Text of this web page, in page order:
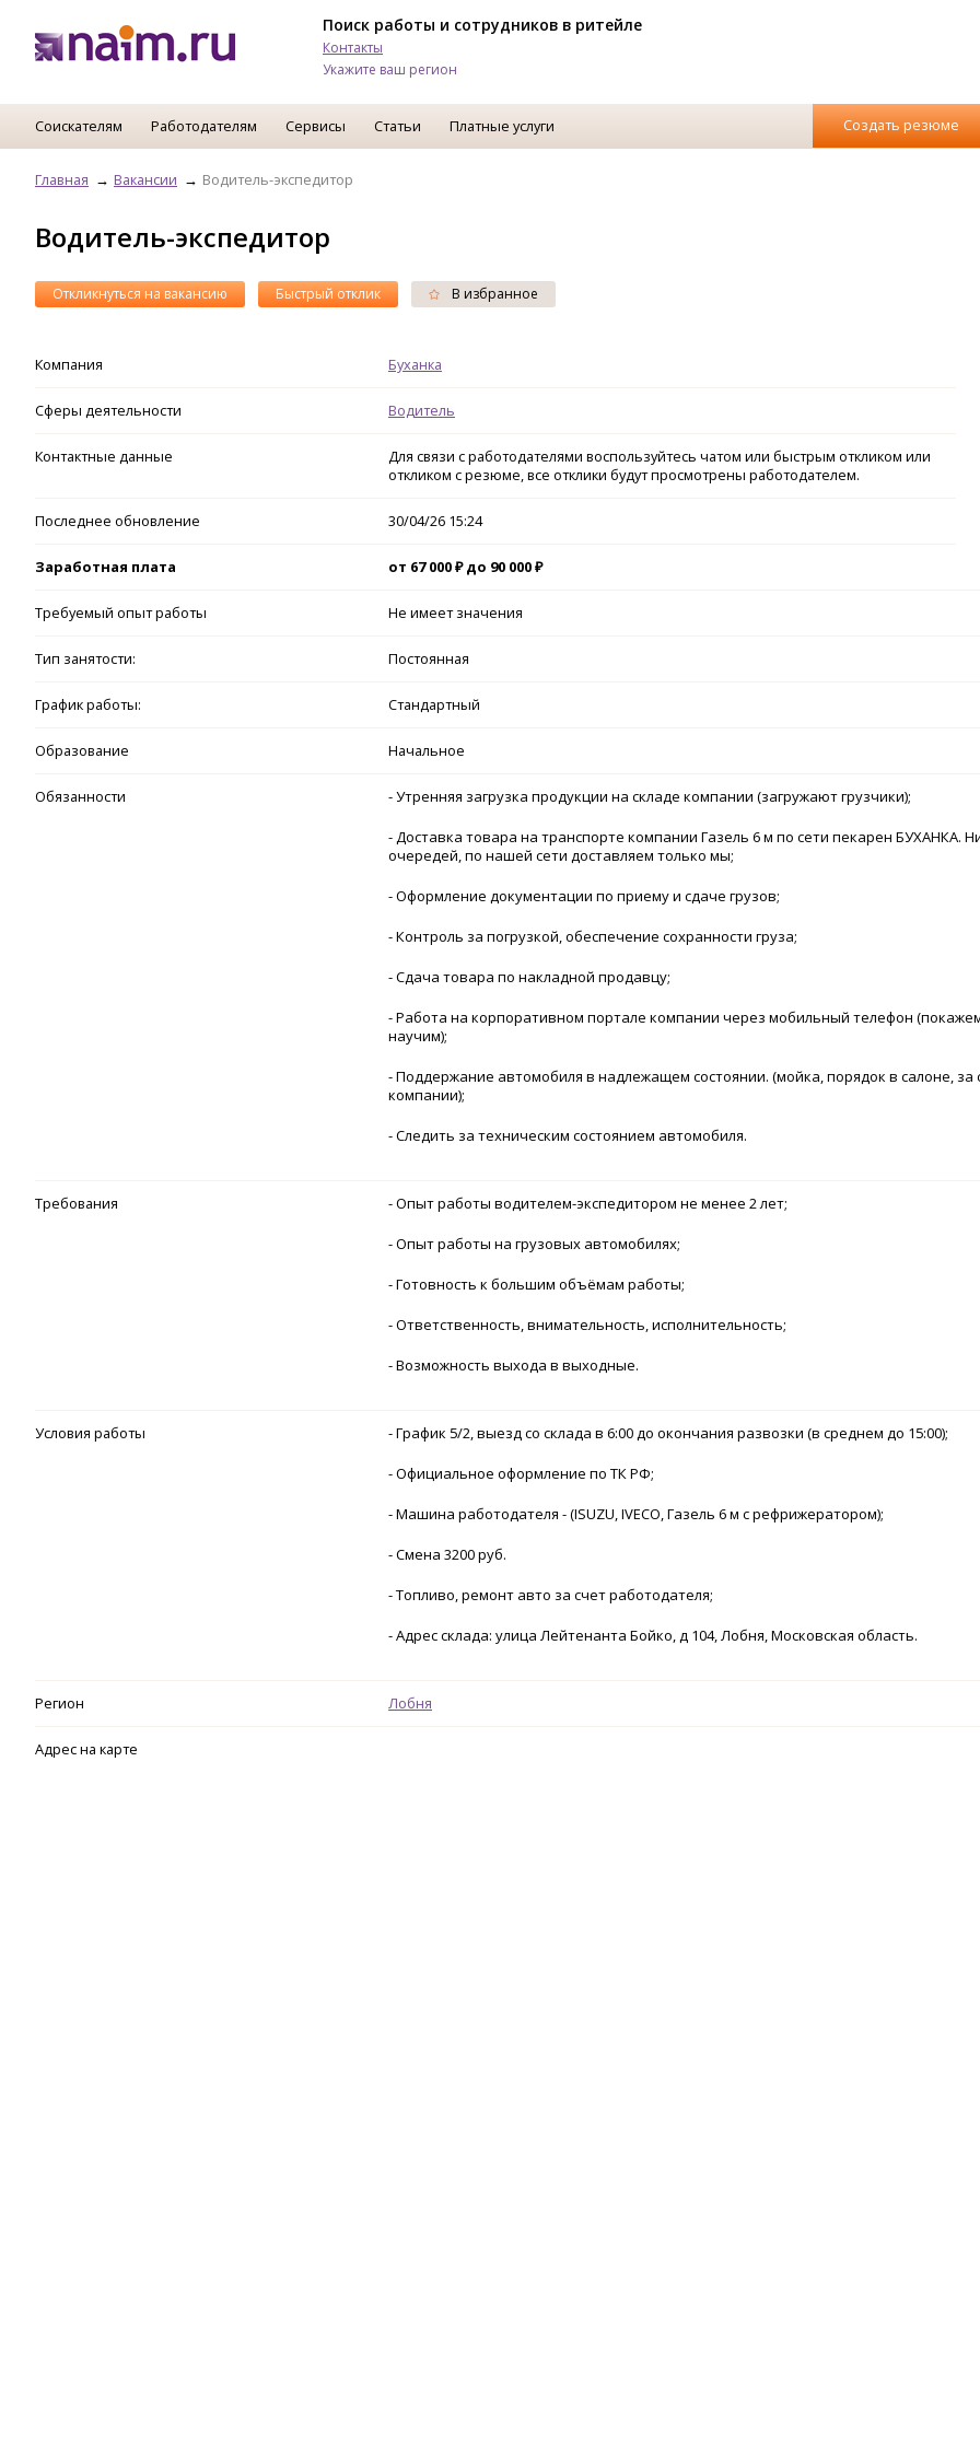
Поиск работы и сотрудников в ритейле
Контакты
Укажите ваш регион
Соискателям Работодателям Сервисы Статьи Платные услуги Создать резюме
Главная Вакансии Водитель-экспедитор
Водитель-экспедитор
Откликнуться на вакансию Быстрый отклик В избранное
Компания Буханка
Сферы деятельности Водитель
Контактные данные
Для связи с работодателями воспользуйтесь чатом или быстрым откликом или
откликом с резюме, все отклики будут просмотрены работодателем.
Последнее обновление 30/04/26 15:24
Заработная плата от 67 000 ₽ до 90 000 ₽
Требуемый опыт работы Не имеет значения
Тип занятости: Постоянная
График работы: Стандартный
Образование Начальное
Обязанности - Утренняя загрузка продукции на складе компании (загружают грузчики);
- Доставка товара на транспорте компании Газель 6 м по сети пекарен БУХАНКА.
очередей, по нашей сети доставляем только мы;
- Оформление документации по приему и сдаче грузов;
- Контроль за погрузкой, обеспечение сохранности груза;
- Сдача товара по накладной продавцу;
- Работа на корпоративном портале компании через мобильный телефон
научим);
- Поддержание автомобиля в надлежащем состоянии. (мойка, порядок в салоне, за
компании);
- Следить за техническим состоянием автомобиля.
Требования - Опыт работы водителем-экспедитором не менее 2 лет;
- Опыт работы на грузовых автомобилях;
- Готовность к большим объёмам работы;
- Ответственность, внимательность, исполнительность;
- Возможность выхода в выходные.
Условия работы - График 5/2, выезд со склада в 6:00 до окончания развозки (в среднем до 15:00);
- Официальное оформление по ТК РФ;
- Машина работодателя - (ISUZU, IVECО, Газель 6 м с рефрижератором);
- Смена 3200 руб.
- Топливо, ремонт авто за счет работодателя;
- Адрес склада: улица Лейтенанта Бойко, д 104, Лобня, Московская область.
Регион Лобня
Адрес на карте